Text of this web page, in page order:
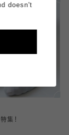
集！
doesn't